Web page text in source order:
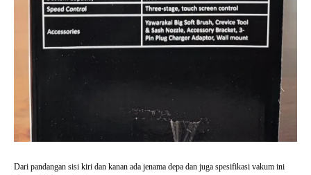
Dari pandangan sisi kiri dan kanan ada jenama depa dan juga spesifikasi vakum ini